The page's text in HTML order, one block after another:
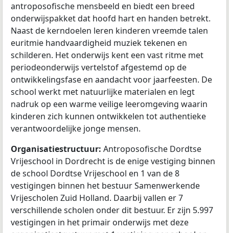
antroposofische mensbeeld en biedt een breed
onderwijspakket dat hoofd hart en handen betrekt.
Naast de kerndoelen leren kinderen vreemde talen
euritmie handvaardigheid muziek tekenen en
schilderen. Het onderwijs kent een vast ritme met
periodeonderwijs vertelstof afgestemd op de
ontwikkelingsfase en aandacht voor jaarfeesten. De
school werkt met natuurlijke materialen en legt
nadruk op een warme veilige leeromgeving waarin
kinderen zich kunnen ontwikkelen tot authentieke
verantwoordelijke jonge mensen.
Organisatiestructuur: Antroposofische Dordtse
Vrijeschool in Dordrecht is de enige vestiging binnen
de school Dordtse Vrijeschool en 1 van de 8
vestigingen binnen het bestuur Samenwerkende
Vrijescholen Zuid Holland. Daarbij vallen er 7
verschillende scholen onder dit bestuur. Er zijn 5.997
vestigingen in het primair onderwijs met deze